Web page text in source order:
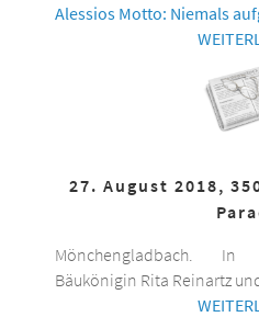
Alessios Motto: Niemals
27. August 2018,
Mönchengladbach. In
Bäukönigin Rita Reinartz